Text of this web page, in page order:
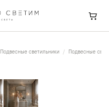
Подвесные светильники Подвесные